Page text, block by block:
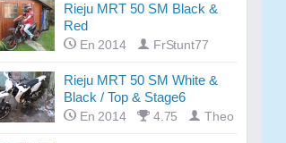
Rieju MRT 50 SM Black &
Red
En 2014 FrStunt77
Rieju MRT 50 SM White &
Black / Top & Stage6
En 2014 4.75 Theo